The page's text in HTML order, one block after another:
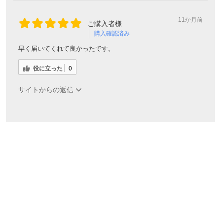
ご購入者様
購入確認済み
11か月前
早く届いてくれて良かったです。
役に立った 0
サイトからの返信